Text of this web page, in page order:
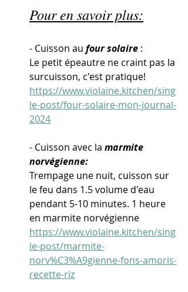
Pour en savoir plus:
- Cuisson au four solaire :
Le petit épeautre ne craint pas la
surcuisson, c'est pratique!
https://www.violaine.kitchen/sing
le-post/four-solaire-mon-journal-
2024
- Cuisson avec la marmite
norvégienne:
Trempage une nuit, cuisson sur
le feu dans 1.5 volume d'eau
pendant 5-10 minutes. 1 heure
en marmite norvégienne
https://www.violaine.kitchen/sing
le-post/marmite-
norv%C3%A9gienne-fons-amoris-
recette-riz